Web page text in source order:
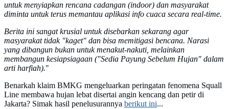
untuk menyiapkan rencana cadangan (indoor) dan masyarakat
diminta untuk terus memantau aplikasi info cuaca secara real-time.
Berita ini sangat krusial untuk disebarkan sekarang agar
masyarakat tidak "kaget" dan bisa memitigasi bencana. Narasi
yang dibangun bukan untuk menakut-nakuti, melainkan
membangun kesiapsiagaan ("Sedia Payung Sebelum Hujan" dalam
arti harfiah)."
Benarkah klaim BMKG mengeluarkan peringatan fenomena Squall
Line membawa hujan lebat disertai angin kencang dan petir di
Jakarta? Simak hasil penelusurannya berikut ini...